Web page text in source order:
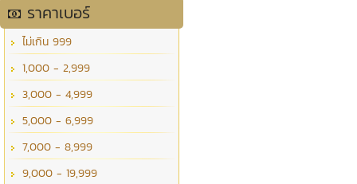
ราคาเบอร์
ไม่เกิน 999
1,000 - 2,999
3,000 - 4,999
5,000 - 6,999
7,000 - 8,999
9,000 - 19,999